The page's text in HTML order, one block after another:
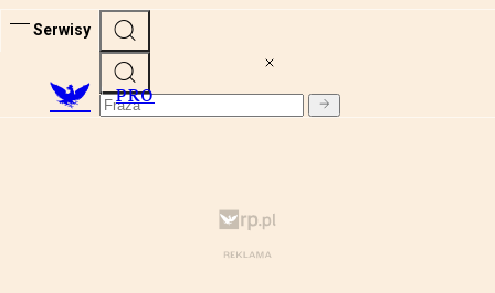
Serwisy
PRO